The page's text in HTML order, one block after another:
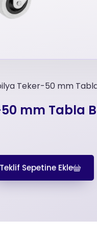
Teker-50 mm
mm Tabla
Teklif Sepetine Ekle